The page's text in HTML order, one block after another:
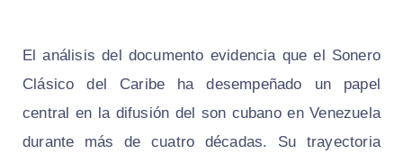
El análisis del documento evidencia que el Sonero
Clásico del Caribe ha desempeñado un papel
central en la difusión del son cubano en Venezuela
durante más de cuatro décadas. Su trayectoria